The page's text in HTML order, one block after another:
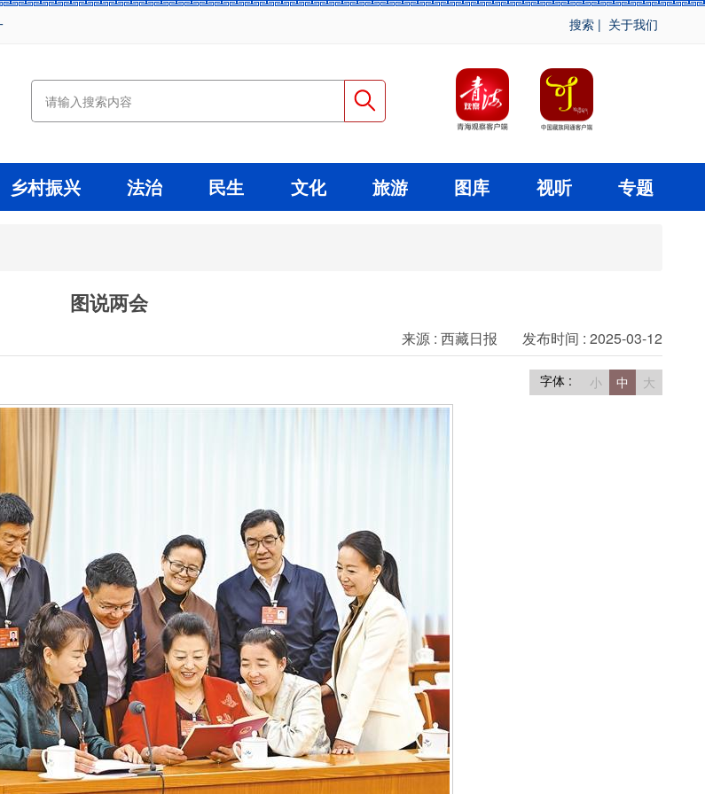
搜索| 关于我们
乡村振兴 法治 民生 文化 旅游 图库 视听 专题
图说两会
来源 : 西藏日报 发布时间 : 2025-03-12
字体 : 小 中 大